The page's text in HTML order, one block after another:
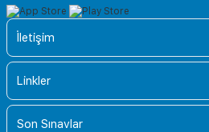
İletişim
Linkler
Son Sınavlar